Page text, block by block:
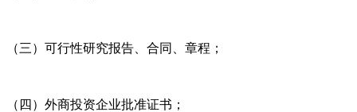
（三）可行性研究报告、合同、章程；
（四）外商投资企业批准证书；